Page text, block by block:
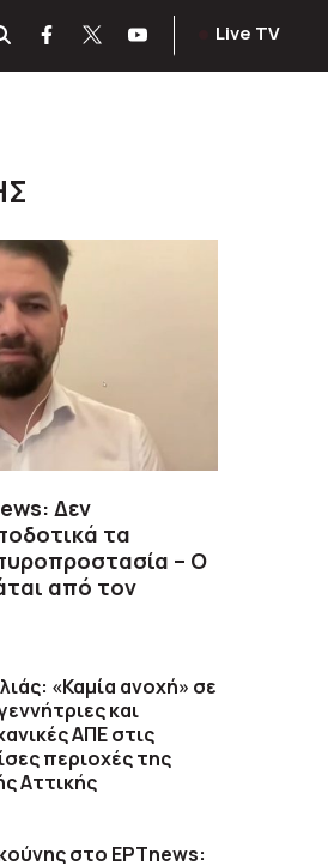
Live TV
Δεν
τα
– Ο
από τον
«Καμία ανοχή» σε
και
ΑΠΕ στις
περιοχές της
Αττικής
στο ΕΡΤnews: